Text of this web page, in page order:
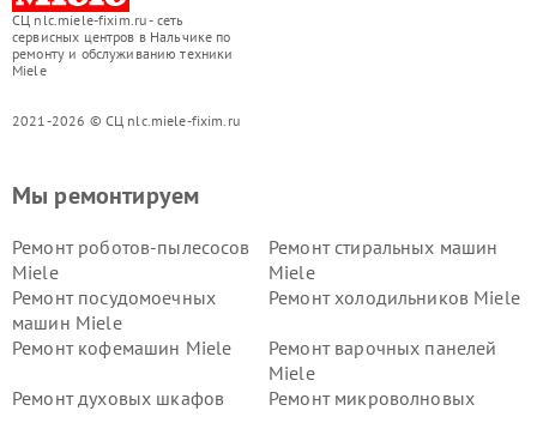
СЦ nlc.miele-fixim.ru - сеть
сервисных центров в Нальчике по
ремонту и обслуживанию техники
Miele
2021-2026 © СЦ nlc.miele-fixim.ru
Мы ремонтируем
Ремонт роботов-пылесосов
Miele
Ремонт стиральных машин
Miele
Ремонт посудомоечных
машин Miele
Ремонт холодильников Miele
Ремонт кофемашин Miele
Ремонт варочных панелей
Miele
Ремонт духовых шкафов
Ремонт микроволновых